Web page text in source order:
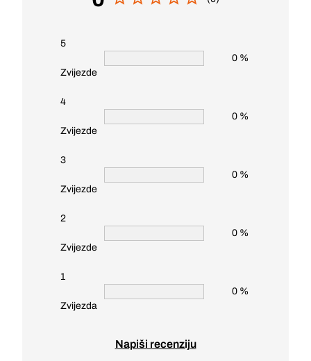
5
Zvijezde
0 %
4
Zvijezde
0 %
3
Zvijezde
0 %
2
Zvijezde
0 %
1
Zvijezda
0 %
Napiši recenziju